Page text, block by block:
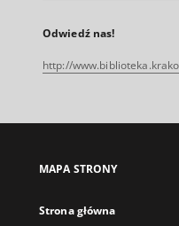
Odwiedź nas!
http://
MAPA STRONY
Strona główna